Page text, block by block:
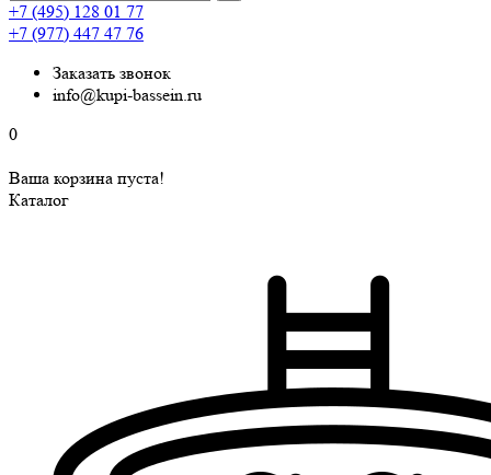
+7 (495) 128 01 77
+7 (977) 447 47 76
Заказать звонок
info@kupi-bassein.ru
0
Ваша корзина пуста!
Каталог